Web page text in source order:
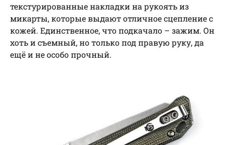
текстурированные накладки на рукоять из
микарты, которые выдают отличное сцепление с
кожей. Единственное, что подкачало – зажим. Он
хоть и съемный, но только под правую руку, да
ещё и не особо прочный.